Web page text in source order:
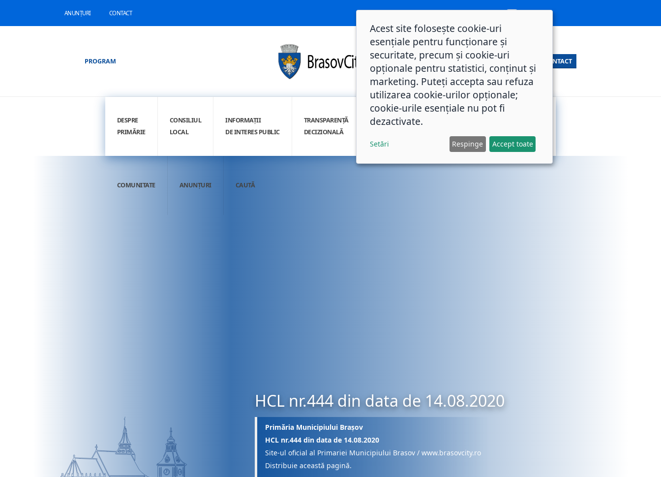
ANUNȚURI CONTACT
PROGRAM CONTACT
DESPRE
PRIMĂRIE
CONSILIUL
LOCAL
INFORMAȚII
DE INTERES PUBLIC
TRANSPARENȚĂ
DECIZIONALĂ
INTEGRITATE
COMUNITATE ANUNȚURI CAUTĂ
HCL nr.444 din data de 14.08.2020
Primăria Municipiului Brașov
HCL nr.444 din data de 14.08.2020
Site-ul oficial al Primariei Municipiului Brasov / www.brasovcity.ro
Distribuie această pagină.
Acest site folosește cookie-uri
esențiale pentru funcționare și
securitate, precum și cookie-uri
opționale pentru statistici, conținut și
marketing. Puteți accepta sau refuza
utilizarea cookie-urilor opționale;
cookie-urile esențiale nu pot fi
dezactivate.
Setări Respinge Accept toate